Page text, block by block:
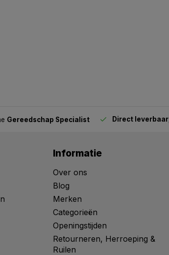
Gereedschap Specialist Direct leverbaar
Informatie
Over ons
Blog
Merken
Categorieën
Openingstijden
Retourneren, Herroeping &
Ruilen